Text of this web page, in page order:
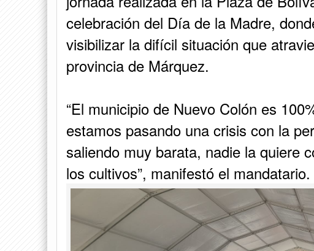
celebración del Día de la Madre,
visibilizar la difícil situación que
provincia de Márquez.
“El municipio de Nuevo Colón es
estamos pasando una crisis con la
saliendo muy barata, nadie la quiere
los cultivos”, manifestó el mandatario.